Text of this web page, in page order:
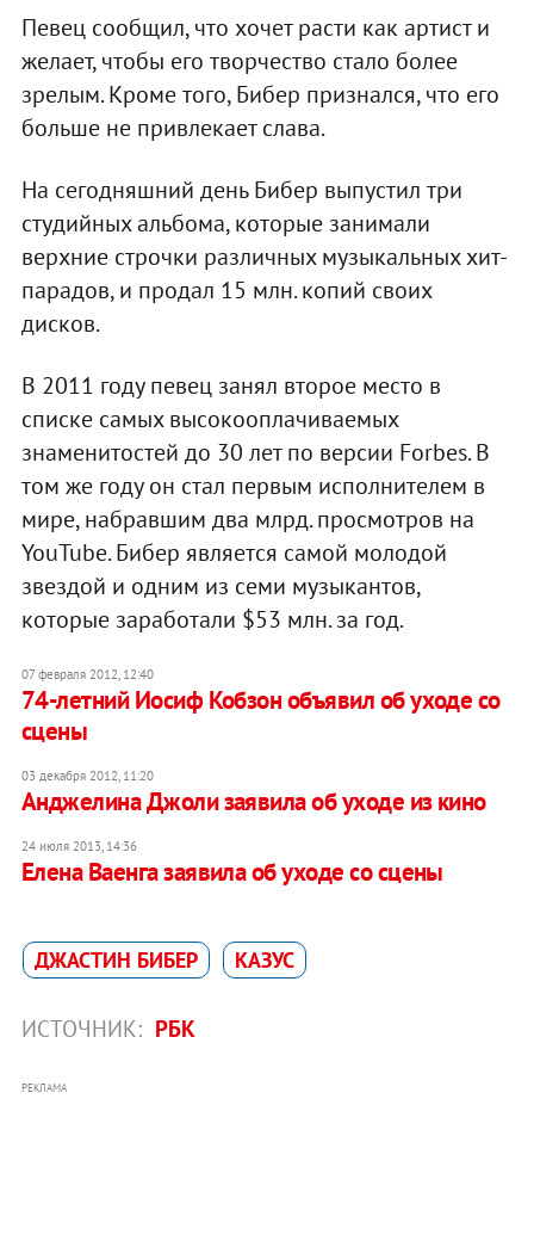
Певец сообщил, что хочет расти как артист и
желает, чтобы его творчество стало более
зрелым. Кроме того, Бибер признался, что его
больше не привлекает слава.
На сегодняшний день Бибер выпустил три
студийных альбома, которые занимали
верхние строчки различных музыкальных хит-
парадов, и продал 15 млн. копий своих
дисков.
В 2011 году певец занял второе место в
списке самых высокооплачиваемых
знаменитостей до 30 лет по версии Forbes. В
том же году он стал первым исполнителем в
мире, набравшим два млрд. просмотров на
YouTube. Бибер является самой молодой
звездой и одним из семи музыкантов,
которые заработали $53 млн. за год.
07 февраля 2012, 12:40
74-летний Иосиф Кобзон объявил об уходе со
сцены
03 декабря 2012, 11:20
Анджелина Джоли заявила об уходе из кино
24 июля 2013, 14:36
Елена Ваенга заявила об уходе со сцены
ДЖАСТИН БИБЕР КАЗУС
ИСТОЧНИК: РБК
РЕКЛАМА